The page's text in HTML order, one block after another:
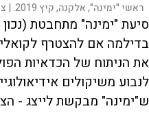
ראשי "ימינה", אלקנה, קיץ 2019. |
סיעת "ימינה" מתחבטת
בדילמה אם להצטרף
את הניתוח של הכדאיות
לנבוע משיקולים
ש"ימינה" מבקשת לייצג -